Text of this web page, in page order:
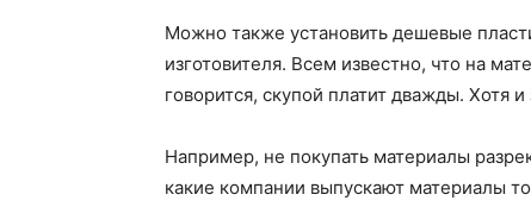
Можно также установить дешевые
изготовителя. Всем известно, что на
говорится, скупой платит дважды. Хотя
Например, не покупать материалы
какие компании выпускают материалы